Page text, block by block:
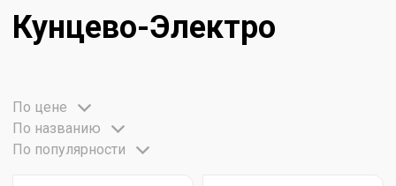
Кунцево-Электро
По цене
По названию
По популярности